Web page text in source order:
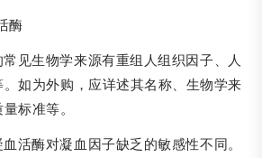
酶
见生物学来源有重组人组织因子、人
如为外购，应详述其名称、生物学来
标准等。
活酶对凝血因子缺乏的敏感性不同。